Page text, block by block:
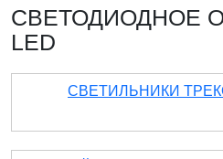
СВЕТОДИОДНОЕ
LED
СВЕТИЛЬНИКИ